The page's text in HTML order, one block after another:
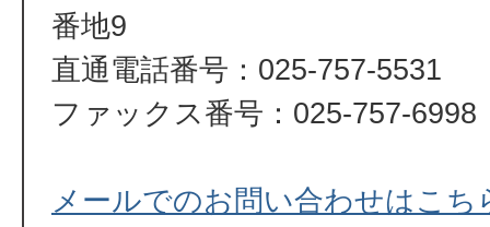
番地9
直通電話番号：025-757-5531
ファックス番号：025-757-6998
メールでのお問い合わせはこち